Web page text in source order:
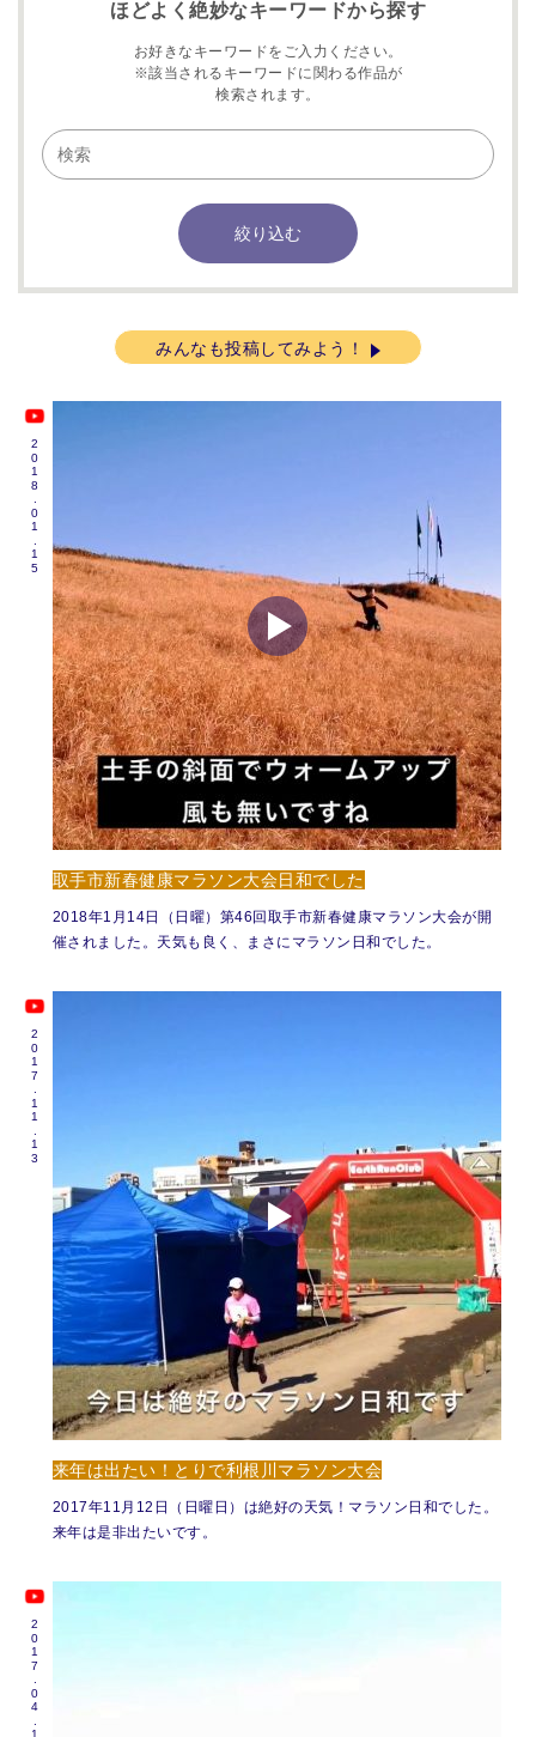
ほどよく絶妙なキーワードから探す
お好きなキーワードをご入力ください。
※該当されるキーワードに関わる作品が
検索されます。
みんなも投稿してみよう！
2018.01.15
取手市新春健康マラソン大会日和でした
2018年1月14日（日曜）第46回取手市新春健康マラソン大会が開
催されました。天気も良く、まさにマラソン日和でした。
2017.11.13
来年は出たい！とりで利根川マラソン大会
2017年11月12日（日曜日）は絶好の天気！マラソン日和でした。
来年は是非出たいです。
2017.04.17